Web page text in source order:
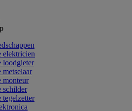
elektricien
loodgieter
metselaar
monteur
schilder
tegelzetter